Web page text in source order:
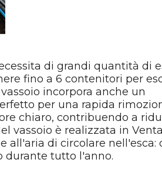
di grandi quantità di
fino a 6 contenitori per
incorpora anche un
per una rapida
chiaro, contribuendo a
vassoio è realizzata in
all'aria di circolare nell'esca:
durante tutto l'anno.